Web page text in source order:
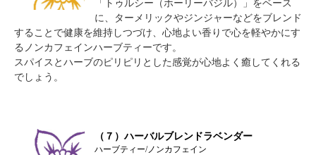
「トゥルシー（ホーリーバジル）」をベース
に、ターメリックやジンジャーなどをブレンド
することで健康を維持しつづけ、心地よい香りで心を軽やかにす
るノンカフェインハーブティーです。
スパイスとハーブのピリピリとした感覚が心地よく癒してくれる
でしょう。
（７）ハーバルブレンドラベンダー
ハーブティー/ノンカフェイン